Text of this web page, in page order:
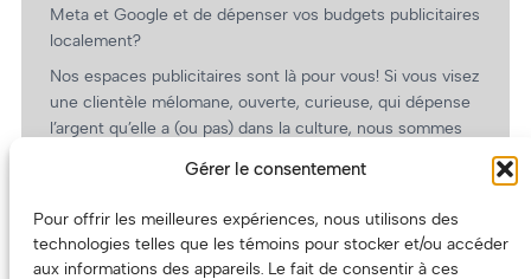
Gérer le consentement
Pour offrir les meilleures expériences, nous utilisons des
technologies telles que les témoins pour stocker et/ou accéder
aux informations des appareils. Le fait de consentir à ces
Meta et Google et de dépenser vos budgets publicitaires
localement?
Nos espaces publicitaires sont là pour vous! Si vous visez
une clientèle mélomane, ouverte, curieuse, qui dépense
l’argent qu’elle a (ou pas) dans la culture, nous sommes
revient.
(Oui, on va avoir des tarifs spéciaux pour vous, les